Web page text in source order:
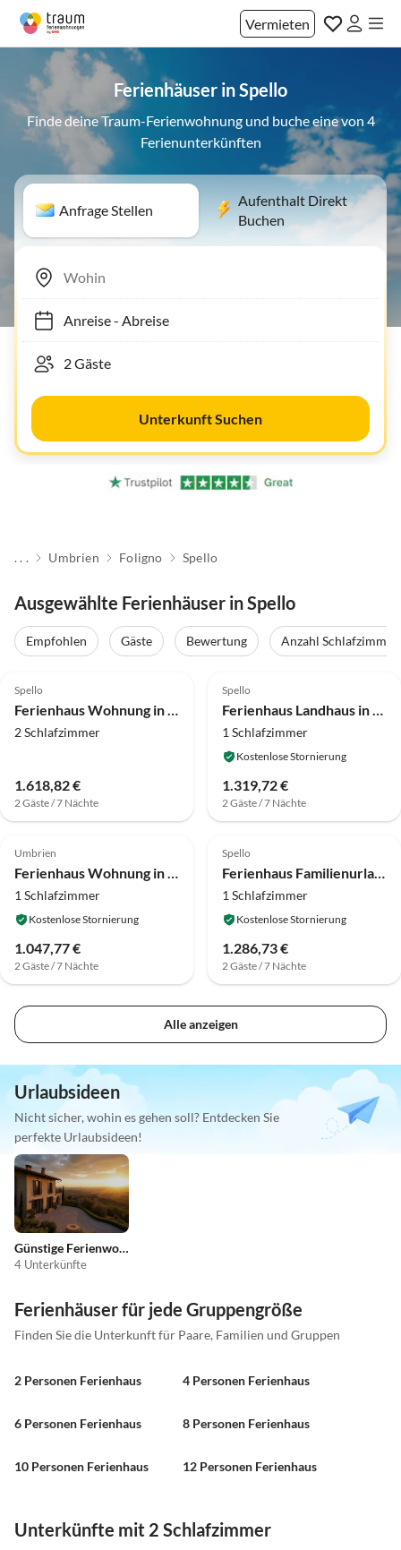
Vermieten
Ferienhäuser in Spello
Finde deine Traum-Ferienwohnung und buche eine von 4
Ferienunterkünften
Anfrage Stellen
Aufenthalt Direkt
Buchen
Anreise- Abreise
Unterkunft Suchen
. . . Umbrien Foligno Spello
Ausgewählte Ferienhäuser in Spello
Empfohlen Gäste Bewertung
Anzahl Schlafzimmer
Spello
Ferienhaus Wohnung in Umbrien mit Pool und Sauna
2 Schlafzimmer
1.618,82 €
2 Gäste / 7 Nächte
Spello
Ferienhaus Landhaus in Foligno
1 Schlafzimmer
Kostenlose Stornierung
1.319,72 €
2 Gäste / 7 Nächte
Umbrien
Ferienhaus Wohnung in Umbrien mit Pool und Naturblick
1 Schlafzimmer
Kostenlose Stornierung
1.047,77 €
2 Gäste / 7 Nächte
Spello
Ferienhaus Familienurlaub mit Pools und Sauna
1 Schlafzimmer
Kostenlose Stornierung
1.286,73 €
2 Gäste / 7 Nächte
Alle anzeigen
Urlaubsideen
Nicht sicher, wohin es gehen soll? Entdecken Sie
perfekte Urlaubsideen!
Günstige Ferienwohnungen
4 Unterkünfte
Ferienhäuser für jede Gruppengröße
Finden Sie die Unterkunft für Paare, Familien und Gruppen
2 Personen Ferienhaus 4 Personen Ferienhaus
6 Personen Ferienhaus 8 Personen Ferienhaus
10 Personen Ferienhaus 12 Personen Ferienhaus
Unterkünfte mit 2 Schlafzimmer